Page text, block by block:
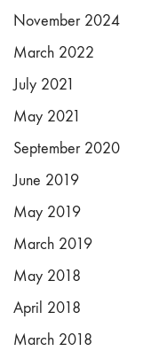
November 2024
March 2022
July 2021
May 2021
September 2020
June 2019
May 2019
March 2019
May 2018
April 2018
March 2018